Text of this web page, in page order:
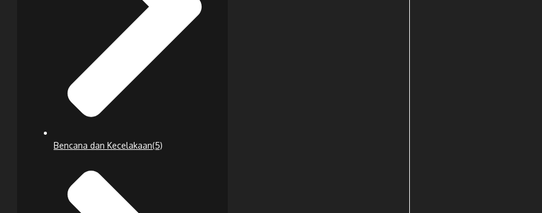
Bencana dan Kecelakaan(5)